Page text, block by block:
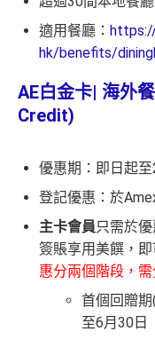
適用餐廳：
hk/benefits/
AE白金卡| 海外
Credit)
優惠期：即日起
登記優惠：於
主卡會員只需於
簽賬享用美饌，
惠分兩個階段，
首個回贈
至6月30日